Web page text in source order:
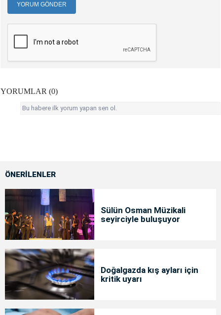
YORUM GÖNDER
YORUMLAR (0)
Bu habere ilk yorum yapan sen ol.
ÖNERİLENLER
Sülün Osman Müzikali
seyirciyle buluşuyor
Doğalgazda kış ayları için
kritik uyarı